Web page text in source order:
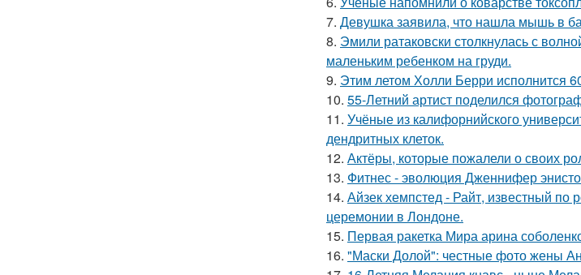
7. Девушка заявила, что нашла мышь в
8. Эмили ратаковски столкнулась с
маленьким ребенком на груди.
9. Этим летом Холли Берри исполнится
10. 55-Летний артист поделился
11. Учёные из калифорнийского
дендритных клеток.
12. Актёры, которые пожалели о своих
13. Фитнес - эволюция Дженнифер
14. Айзек хемпстед - Райт, известный по
церемонии в Лондоне.
15. Первая ракетка Мира арина
16. "Маски Долой": честные фото жены